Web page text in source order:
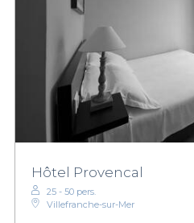
Hôtel Provencal
25 - 50 pers.
Villefranche-sur-Mer